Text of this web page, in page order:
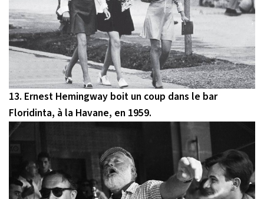
13. Ernest Hemingway boit un coup dans le bar
Floridinta, à la Havane, en 1959.